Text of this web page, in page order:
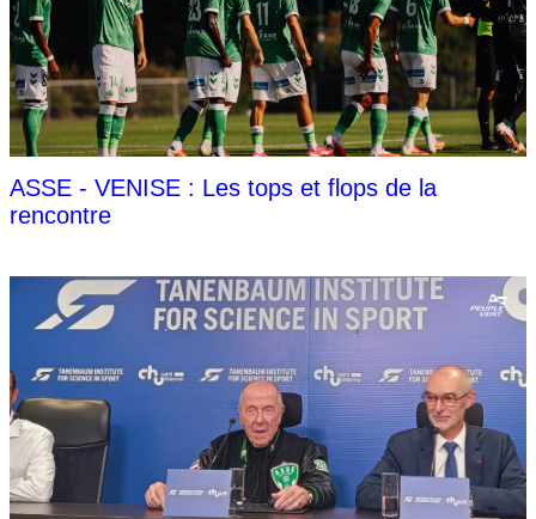
ASSE - VENISE : Les tops et flops de la
rencontre